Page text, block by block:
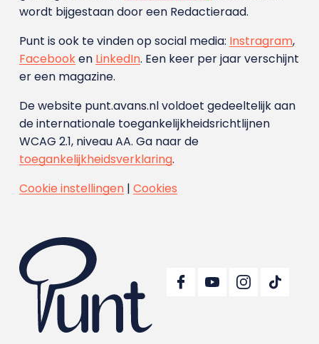
wordt bijgestaan door een Redactieraad.
Punt is ook te vinden op social media: Instragram,
Facebooken LinkedIn. Een keer per jaar verschijnt
er een magazine.
De website punt.avans.nl voldoet gedeeltelijk aan
de internationale toegankelijkheidsrichtlijnen
WCAG 2.1, niveau AA. Ga naar de
toegankelijkheidsverklaring.
Cookie instellingen| Cookies